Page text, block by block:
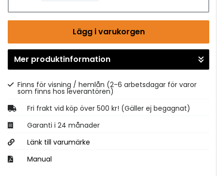
Lägg i varukorgen
Gå till kassan
Mer produktinformation
Finns för visning / hemlån (2-6 arbetsdagar för varor
som finns hos leverantören)
Fri frakt vid köp över 500 kr! (Gäller ej begagnat)
Garanti i 24 månader
Länk till varumärke
Manual